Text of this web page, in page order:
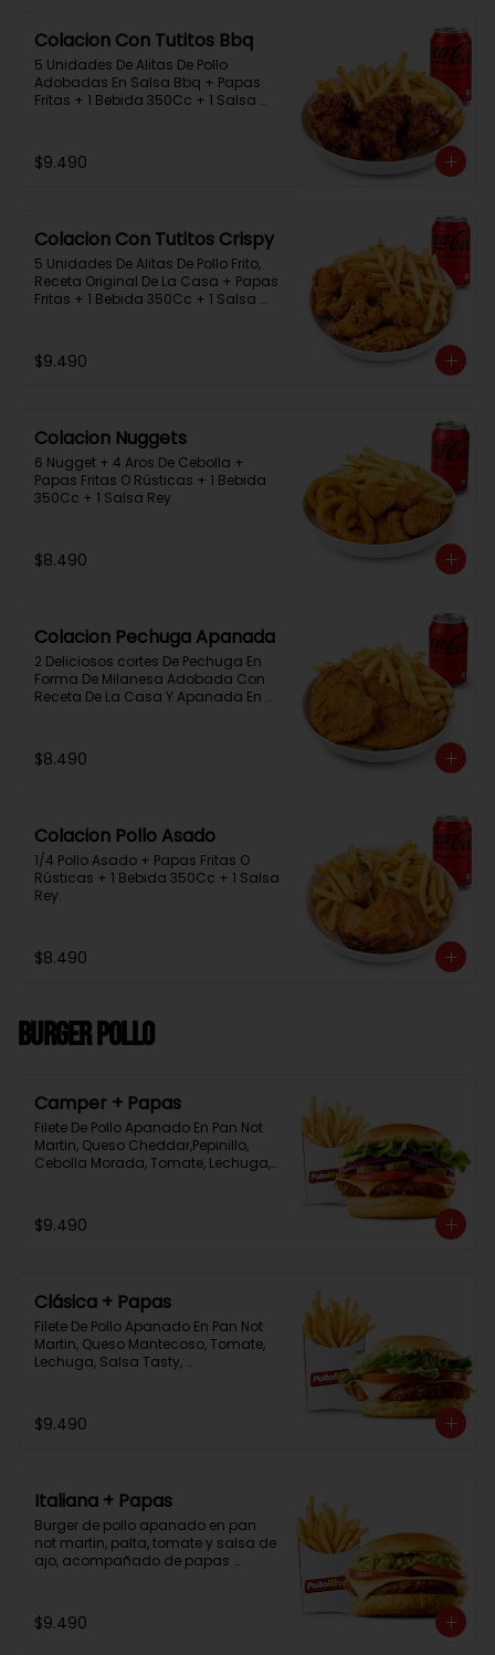
Colacion Con Tutitos Bbq
5 Unidades De Alitas De Pollo
Adobadas En Salsa Bbq + Papas
Fritas + 1 Bebida 350Cc + 1 Salsa
$9.490
Colacion Con Tutitos Crispy
5 Unidades De Alitas De Pollo Frito,
Receta Original De La Casa + Papas
Fritas + 1 Bebida 350Cc + 1 Salsa
$9.490
Colacion Nuggets
6 Nugget + 4 Aros De Cebolla +
Papas Fritas O Rústicas + 1 Bebida
350Cc + 1 Salsa Rey.
$8.490
Colacion Pechuga Apanada
2 Deliciosos cortes De Pechuga En
Forma De Milanesa Adobada Con
Receta De La Casa Y Apanada En
$8.490
Colacion Pollo Asado
1/4 Pollo Asado + Papas Fritas O
Rústicas + 1 Bebida 350Cc + 1 Salsa
Rey.
$8.490
Burger Pollo
Camper + Papas
Filete De Pollo Apanado En Pan Not
Martin, Queso Cheddar,Pepinillo,
Cebolla Morada, Tomate, Lechuga,
$9.490
Clásica + Papas
Filete De Pollo Apanado En Pan Not
Martin, Queso Mantecoso, Tomate,
Lechuga, Salsa Tasty,
$9.490
Italiana + Papas
Burger de pollo apanado en pan
not martin, palta, tomate y salsa de
ajo, acompañado de papas
$9.490